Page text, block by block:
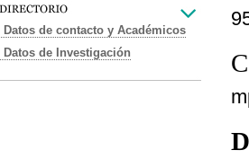
Datos de contacto y Académicos
Datos de Investigación